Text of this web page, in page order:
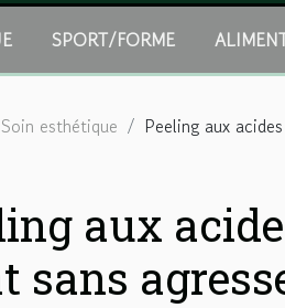
SPORT/FORME
Soin esthétique Peeling aux
aux
sans